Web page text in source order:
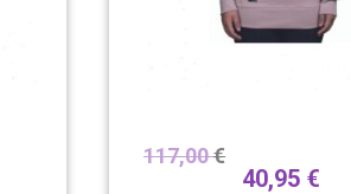
117,00€
40,95 €